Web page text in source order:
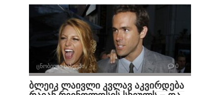
ცნობილი სახეები 0
ბლეიკ ლაივლი კვლავ აკვირდება